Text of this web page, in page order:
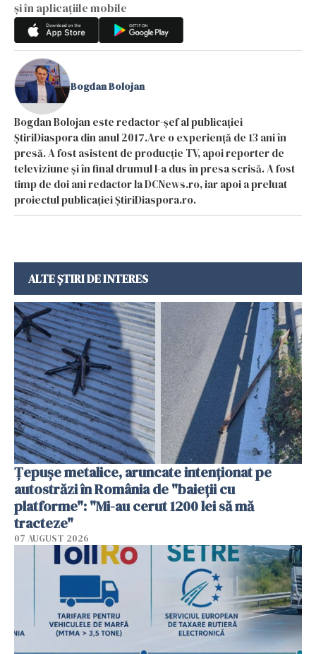
și în aplicațiile mobile
Bogdan Bolojan
Bogdan Bolojan este redactor-șef al publicației
ȘtiriDiaspora din anul 2017.Are o experiență de 13 ani în
presă. A fost asistent de producție TV, apoi reporter de
televiziune și în final drumul l-a dus în presa scrisă. A fost
timp de doi ani redactor la DCNews.ro, iar apoi a preluat
proiectul publicației ȘtiriDiaspora.ro.
ALTE ȘTIRI DE INTERES
Țepușe metalice, aruncate intenționat pe
autostrăzi în România de "baieții cu
platforme": "Mi-au cerut 1200 lei să mă
tracteze"
07 AUGUST 2026